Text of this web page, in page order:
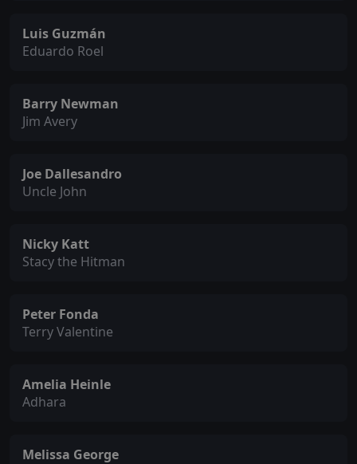
Luis Guzmán
Eduardo Roel
Barry Newman
Jim Avery
Joe Dallesandro
Uncle John
Nicky Katt
Stacy the Hitman
Peter Fonda
Terry Valentine
Amelia Heinle
Adhara
Melissa George